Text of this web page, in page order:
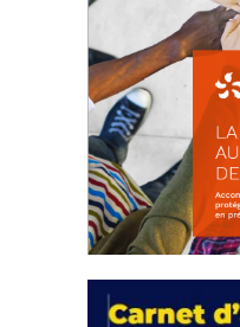
actions